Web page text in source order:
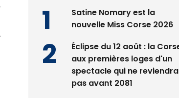
Éclipse du 12 août : la Corse
spectacle qui ne reviendra
pas avant 2081
Bastia – Le festival Porto